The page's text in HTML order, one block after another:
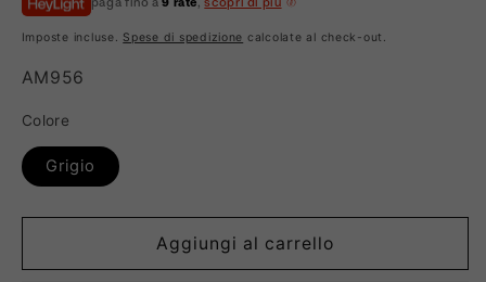
listino
paga fino a9 rate ,scopri di più
Imposte incluse. Spese di spedizione calcolate al check-out.
SKU:
AM956
Colore
Grigio
Aggiungi al carrello